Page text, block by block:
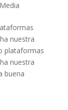
nuestra
plataformas
nuestra
buena